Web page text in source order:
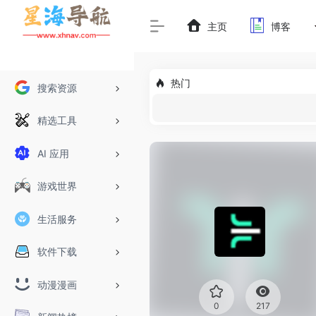
搜索资源
精选工具
AI 应用
游戏世界
生活服务
软件下载
动漫漫画
主页 博客
热门
0 217